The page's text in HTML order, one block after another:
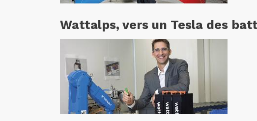
Wattalps, vers un Tesla des